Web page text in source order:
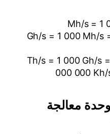
1 Gh/s = 1 000 Mh/
1 Th/s = 1 000 Gh/
000 000
معالجة